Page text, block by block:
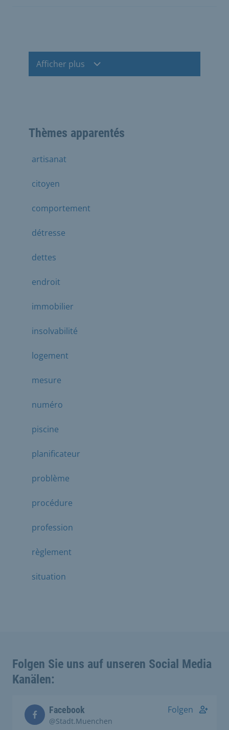
Afficher plus
Thèmes apparentés
artisanat
citoyen
comportement
détresse
dettes
endroit
immobilier
insolvabilité
logement
mesure
numéro
piscine
planificateur
problème
procédure
profession
règlement
situation
Folgen Sie uns auf unseren Social Media
Kanälen:
Facebook
@Stadt.Muenchen
Folgen